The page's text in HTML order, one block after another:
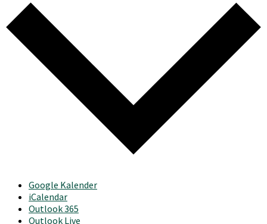
Google Kalender
iCalendar
Outlook 365
Outlook Live